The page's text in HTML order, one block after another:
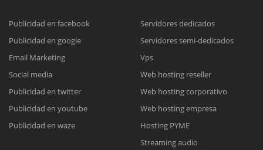
Reunión online
Meet para la reunión online.
Cotización
Chat Online
Todos nuestros ejecutivos están fuera de línea. Complete el formulario
Publicidad en facebook
Publicidad en google
Email Marketing
Social media
Publicidad en twitter
Publicidad en youtube
Publicidad en waze
Servidores dedicados
Servidores semi-dedicados
Vps
Web hosting reseller
Web hosting corporativo
Web hosting empresa
Hosting PYME
Streaming audio